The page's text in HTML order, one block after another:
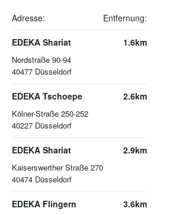
Adresse: Entfernung:
EDEKA Shariat
Nordstraße 90-94
40477 Düsseldorf
1.6km
EDEKA Tschoepe
Kölner-Straße 250-252
40227 Düsseldorf
2.6km
EDEKA Shariat
Kaiserswerther Straße 270
40474 Düsseldorf
2.9km
EDEKA Flingern 3.6km